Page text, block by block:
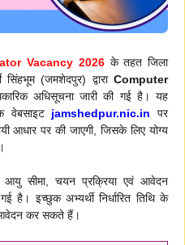
Vacancy 2026के तहत जिला
सिंहभूम (जमशेदपुर) द्वारा Computer
अधिसूचना जारी की गई है। यह
वेबसाइट jamshedpur.nic.in पर
आधार पर की जाएगी, जिसके लिए योग्य
आयु सीमा, चयन प्रक्रिया एवं आवेदन
है। इच्छुक अभ्यर्थी निर्धारित तिथि के
आवेदन कर सकते हैं।